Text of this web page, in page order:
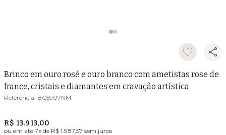
Brinco em ouro rosé e ouro branco com ametistas rose de
france, cristais e diamantes em cravação artística
BC5907NM
R$ 13.913,00
ou em até 7x de R$ 1.987,57 sem juros